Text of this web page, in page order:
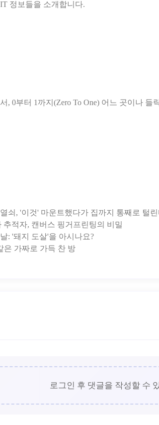
, 0부터 1까지(Zero To One) 어느 곳이나
쇠, '이것' 마운트했다가 집까지 통째로 털
적자, 캔버스 핑거프린팅의 비밀
: '돼지 도살'을 아시나요?
로그인 후 댓글을 작성할 수